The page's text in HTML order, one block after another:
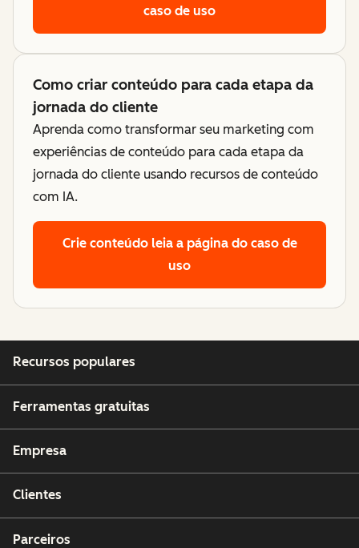
caso de uso
Como criar conteúdo para cada etapa da
jornada do cliente
Aprenda como transformar seu marketing com
experiências de conteúdo para cada etapa da
jornada do cliente usando recursos de conteúdo
com IA.
Crie conteúdo leia a página do caso de
uso
Recursos populares
Ferramentas gratuitas
Empresa
Clientes
Parceiros